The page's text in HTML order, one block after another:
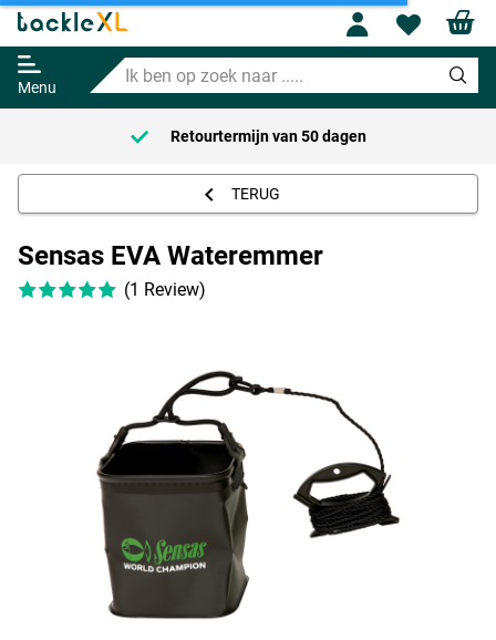
Menu
Ik
ben
op
zoek
naar
Profile
Sensas EVA Wateremmer
Adviesprijs
19.95
18.91
Retourtermijn van 50 dagen
TERUG
Sensas EVA Wateremmer
(1 Review)